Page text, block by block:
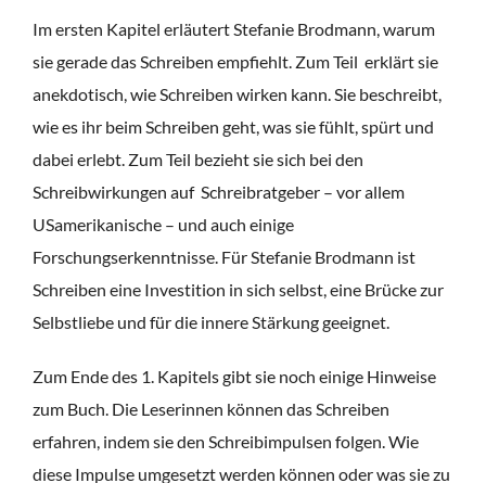
Im ersten Kapitel erläutert Stefanie Brodmann, warum
sie gerade das Schreiben empfiehlt. Zum Teil erklärt sie
anekdotisch, wie Schreiben wirken kann. Sie beschreibt,
wie es ihr beim Schreiben geht, was sie fühlt, spürt und
dabei erlebt. Zum Teil bezieht sie sich bei den
Schreibwirkungen auf Schreibratgeber – vor allem
USamerikanische – und auch einige
Forschungserkenntnisse. Für Stefanie Brodmann ist
Schreiben eine Investition in sich selbst, eine Brücke zur
Selbstliebe und für die innere Stärkung geeignet.
Zum Ende des 1. Kapitels gibt sie noch einige Hinweise
zum Buch. Die Leserinnen können das Schreiben
erfahren, indem sie den Schreibimpulsen folgen. Wie
diese Impulse umgesetzt werden können oder was sie zu